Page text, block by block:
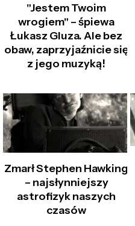
"Jestem Twoim
wrogiem" – śpiewa
Łukasz Gluza. Ale bez
obaw, zaprzyjaźnicie się
z jego muzyką!
Zmarł Stephen Hawking
– najsłynniejszy
astrofizyk naszych
czasów